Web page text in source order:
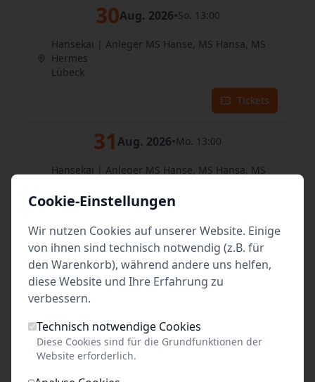
30Aug. 2026•So. 13:00
Hansekai | Anleger MS Hanse, MS Hansa, MS
Hermes
Lübeck
Tickets
31 Aug. 2026•Mo. 13:00
Hansekai | Anleger MS Hanse, MS Hansa, MS
Lübeck
Tickets
im September 2026:
Hansekai | Anleger MS Hanse, MS Hansa, MS
Hermes
Cookie-Einstellungen
Wir nutzen Cookies auf unserer Website. Einige
von ihnen sind technisch notwendig (z.B. für
den Warenkorb), während andere uns helfen,
diese Website und Ihre Erfahrung zu
verbessern.
Technisch notwendige Cookies
Diese Cookies sind für die Grundfunktionen der
Website erforderlich.